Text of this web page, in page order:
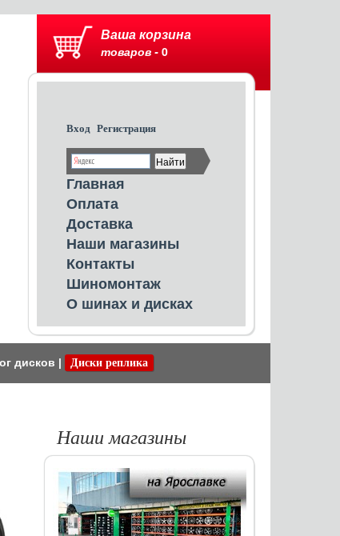
Ваша корзина
товаров - 0
Вход Регистрация
Главная
Оплата
Доставка
Наши магазины
Контакты
Шиномонтаж
О шинах и дисках
дисков | Диски реплика
Наши магазины